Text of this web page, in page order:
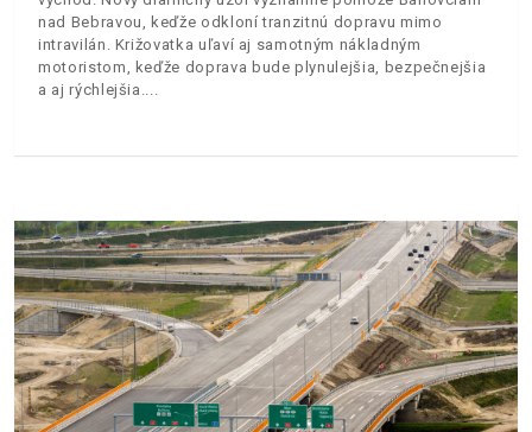
nad Bebravou, keďže odkloní tranzitnú dopravu mimo
intravilán. Križovatka uľaví aj samotným nákladným
motoristom, keďže doprava bude plynulejšia, bezpečnejšia
a aj rýchlejšia.